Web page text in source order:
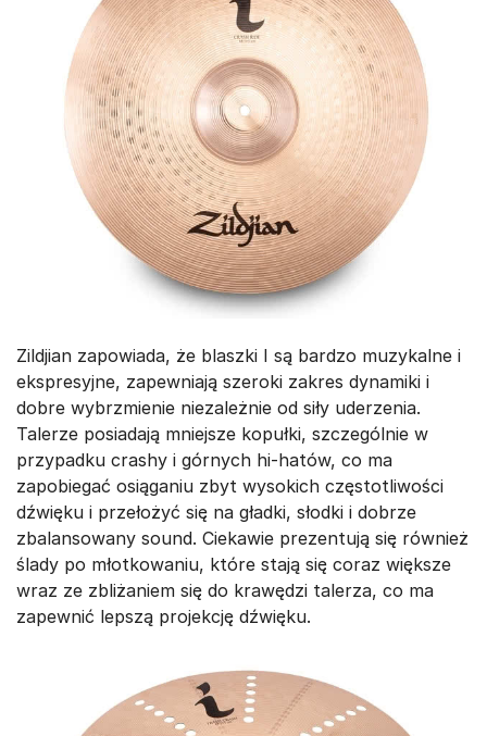
Zildjian zapowiada, że blaszki I są bardzo muzykalne i
ekspresyjne, zapewniają szeroki zakres dynamiki i
dobre wybrzmienie niezależnie od siły uderzenia.
Talerze posiadają mniejsze kopułki, szczególnie w
przypadku crashy i górnych hi-hatów, co ma
zapobiegać osiąganiu zbyt wysokich częstotliwości
dźwięku i przełożyć się na gładki, słodki i dobrze
zbalansowany sound. Ciekawie prezentują się również
ślady po młotkowaniu, które stają się coraz większe
wraz ze zbliżaniem się do krawędzi talerza, co ma
zapewnić lepszą projekcję dźwięku.